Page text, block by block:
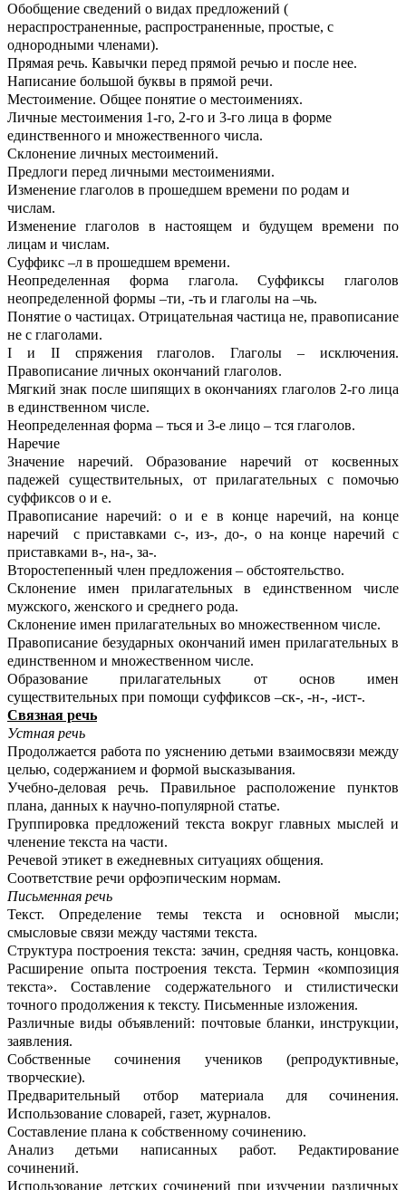
Обобщение сведений о видах предложений (
нераспространенные, распространенные, простые, с
однородными членами).
Прямая речь. Кавычки перед прямой речью и после нее.
Написание большой буквы в прямой речи.
Местоимение. Общее понятие о местоимениях.
Личные местоимения 1-го, 2-го и 3-го лица в форме
единственного и множественного числа.
Склонение личных местоимений.
Предлоги перед личными местоимениями.
Изменение глаголов в прошедшем времени по родам и
числам.
Изменение глаголов в настоящем и будущем времени по
лицам и числам.
Суффикс –л в прошедшем времени.
Неопределенная форма глагола. Суффиксы глаголов
неопределенной формы –ти, -ть и глаголы на –чь.
Понятие о частицах. Отрицательная частица не, правописание
не с глаголами.
I и II спряжения глаголов. Глаголы – исключения.
Правописание личных окончаний глаголов.
Мягкий знак после шипящих в окончаниях глаголов 2-го лица
в единственном числе.
Неопределенная форма – ться и 3-е лицо – тся глаголов.
Наречие
Значение наречий. Образование наречий от косвенных
падежей существительных, от прилагательных с помочью
суффиксов о и е.
Правописание наречий: о и е в конце наречий, на конце
наречий с приставками с-, из-, до-, о на конце наречий с
приставками в-, на-, за-.
Второстепенный член предложения – обстоятельство.
Склонение имен прилагательных в единственном числе
мужского, женского и среднего рода.
Склонение имен прилагательных во множественном числе.
Правописание безударных окончаний имен прилагательных в
единственном и множественном числе.
Образование прилагательных от основ имен
существительных при помощи суффиксов –ск-, -н-, -ист-.
Связная речь
Устная речь
Продолжается работа по уяснению детьми взаимосвязи между
целью, содержанием и формой высказывания.
Учебно-деловая речь. Правильное расположение пунктов
плана, данных к научно-популярной статье.
Группировка предложений текста вокруг главных мыслей и
членение текста на части.
Речевой этикет в ежедневных ситуациях общения.
Соответствие речи орфоэпическим нормам.
Письменная речь
Текст. Определение темы текста и основной мысли;
смысловые связи между частями текста.
Структура построения текста: зачин, средняя часть, концовка.
Расширение опыта построения текста. Термин «композиция
текста». Составление содержательного и стилистически
точного продолжения к тексту. Письменные изложения.
Различные виды объявлений: почтовые бланки, инструкции,
заявления.
Собственные сочинения учеников (репродуктивные,
творческие).
Предварительный отбор материала для сочинения.
Использование словарей, газет, журналов.
Составление плана к собственному сочинению.
Анализ детьми написанных работ. Редактирование
сочинений.
Использование детских сочинений при изучении различных